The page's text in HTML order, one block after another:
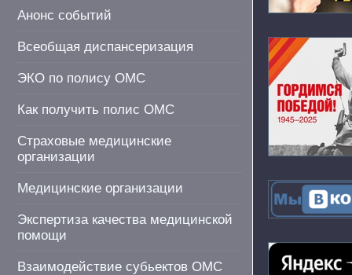
Анонс событий
Всеобщая диспансеризация
ЭКО по полису ОМС
Как получить полис ОМС
Страховые медицинские
организации
Медицинские организации
Экспертиза качества медицинской
помощи
Взаимодействие субьектов ОМС